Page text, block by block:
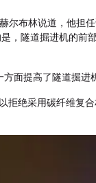
尔布林说道，他
隧道掘进机的前
面提高了隧道掘进
绝采用碳纤维复